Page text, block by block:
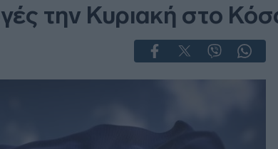
την Κυριακή στο